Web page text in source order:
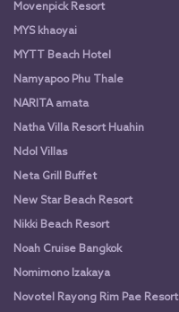
Movenpick Resort
MYS khaoyai
MYTT Beach Hotel
Namyapoo Phu Thale
NARITA amata
Natha Villa Resort Huahin
Ndol Villas
Neta Grill Buffet
New Star Beach Resort
Nikki Beach Resort
Noah Cruise Bangkok
Nomimono Izakaya
Novotel Rayong Rim Pae Resort